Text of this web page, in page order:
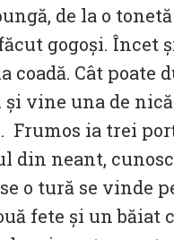
de la o
gogoși.
coadă. Cât
vine una de
ia trei
din neant,
o tură se vinde
fete și un